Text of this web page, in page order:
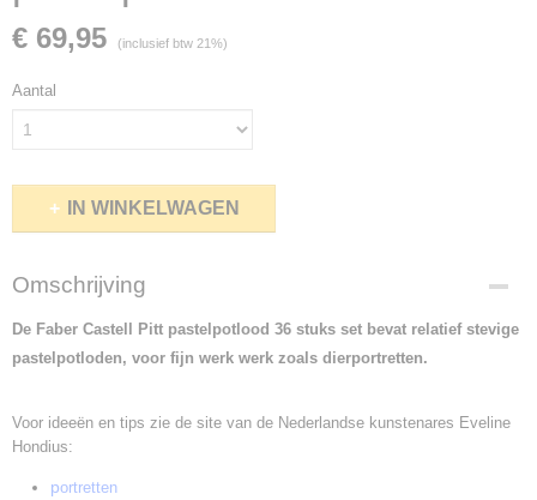
€ 69,95 (inclusief btw 21%)
Aantal
IN WINKELWAGEN
Omschrijving
De Faber Castell Pitt pastelpotlood 36 stuks set bevat relatief stevige
pastelpotloden, voor fijn werk werk zoals dierportretten.
Voor ideeën en tips zie de site van de Nederlandse kunstenares Eveline
Hondius:
portretten